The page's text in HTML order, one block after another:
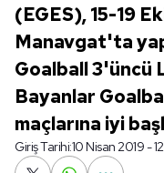
(EGES), 15-19
Manavgat'ta
Goalball 3'üncü
Bayanlar
maçlarına iyi
Giriş Tarihi:10 Nisan 2019 -